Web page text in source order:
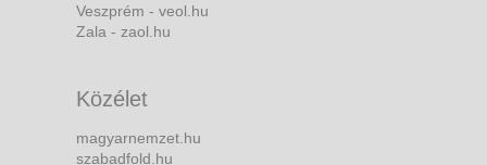
Veszprém - veol.hu
Zala - zaol.hu
Közélet
magyarnemzet.hu
szabadfold.hu